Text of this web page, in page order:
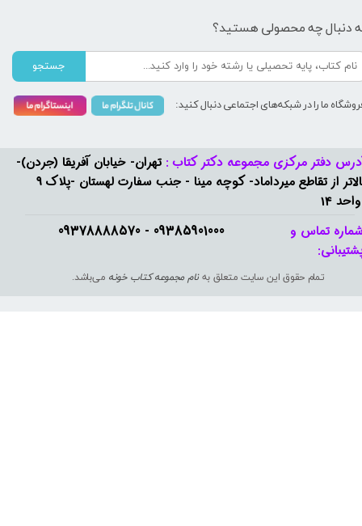
09385901000 - 09378888570​​​​​​​
دفتر مرکزی مجموعه دکتر کتاب : تهران- خیابان آفریقا (جردن)-
بالاتر از تقاطع میرداماد- کوچه مینا - جنب سفارت لهستان -پلاک 9
14
تمام حقوق این سایت متعلق بهنام مجموعه کتاب خونه می‌باشد.
تماس و
دنبال چه محصولی هستید؟
جستجو
ما را در شبکه‌های اجتماعی دنبال کنید: